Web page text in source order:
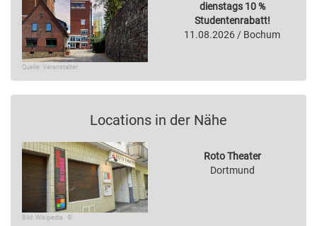
Quelle: Veranstalter
dienstags 10 %
Studentenrabatt!
11.08.2026 / Bochum
Locations in der Nähe
Bild: Wikipedia · ©
Roto Theater
Dortmund